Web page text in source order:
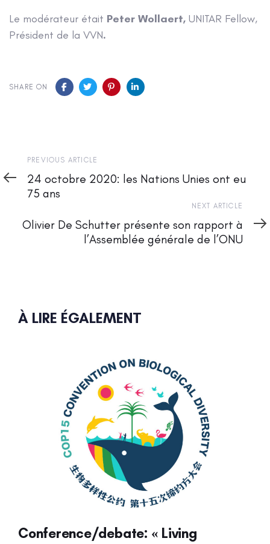
Le modérateur était Peter Wollaert, UNITAR Fellow,
Président de la VVN.
SHARE ON
Previous
Article
PREVIOUS ARTICLE
24 octobre 2020: les Nations Unies ont eu
75 ans
Article
NEXT ARTICLE
Olivier De Schutter présente son rapport à
l’Assemblée générale de l’ONU
À LIRE ÉGALEMENT
Conference/debate: « Living